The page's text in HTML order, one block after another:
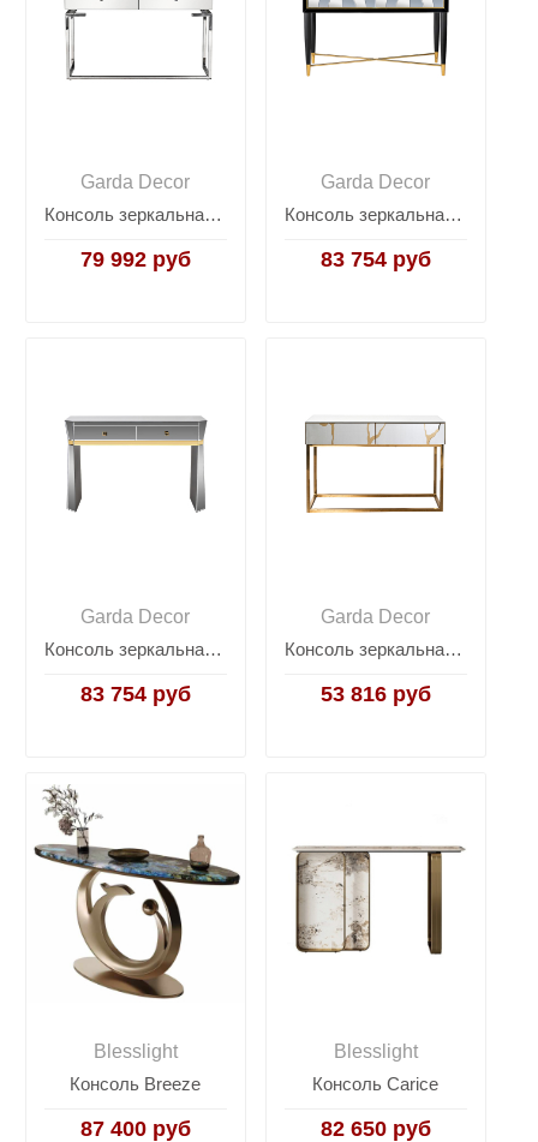
Garda Decor
Консоль зеркальная с двумя ящиками KFG075
79 992 руб
Garda Decor
Консоль зеркальная с двумя ящиками KFG122
83 754 руб
Garda Decor
Консоль зеркальная с двумя ящиками KFG122
83 754 руб
Garda Decor
Консоль зеркальная с золотым декором KFG197
53 816 руб
Blesslight
Консоль Breeze
87 400 руб
Blesslight
Консоль Carice
82 650 руб